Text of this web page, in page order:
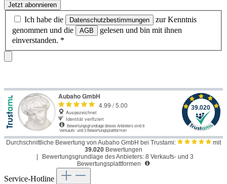
Jetzt abonnieren
Ich habe die Datenschutzbestimmungen
zur Kenntnis
genommen und die
AGB
gelesen und bin mit ihnen
einverstanden. *
Durchschnittliche Bewertung von Aubaho GmbH bei Trustami:
mit
39.020 Bewertungen
|
Bewertungsgrundlage des Anbieters: 8 Verkaufs- und 3
Bewertungsplattformen
Service-Hotline